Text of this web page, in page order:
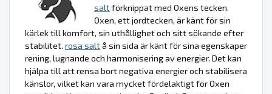
saltförknippat med Oxens tecken.
Oxen, ett jordtecken, är känt för sin
kärlek till komfort, sin uthållighet och sitt sökande efter
stabilitet. rosa saltå sin sida är känt för sina egenskaper
rening, lugnande och harmonisering av energier. Det kan
hjälpa till att rensa bort negativa energier och stabilisera
känslor, vilket kan vara mycket fördelaktigt för Oxen